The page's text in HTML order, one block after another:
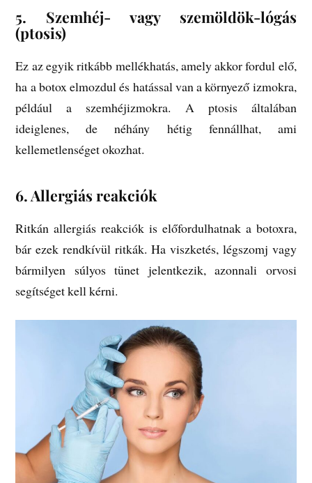
5. Szemhéj- vagy szemöldök-lógás
(ptosis)
Ez az egyik ritkább mellékhatás, amely akkor fordul elő,
ha a botox elmozdul és hatással van a környező izmokra,
például a szemhéjizmokra. A ptosis általában
ideiglenes, de néhány hétig fennállhat, ami
kellemetlenséget okozhat.
6.Allergiás reakciók
Ritkán allergiás reakciók is előfordulhatnak a botoxra,
bár ezek rendkívül ritkák. Ha viszketés, légszomj vagy
bármilyen súlyos tünet jelentkezik, azonnali orvosi
segítséget kell kérni.